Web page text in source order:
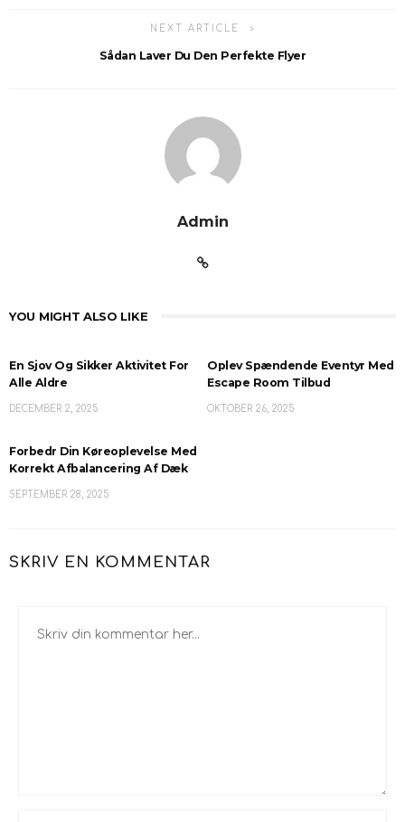
NEXT ARTICLE
Sådan Laver Du Den Perfekte Flyer
Admin
YOU MIGHT ALSO LIKE
En Sjov Og Sikker Aktivitet For
Alle Aldre
DECEMBER 2, 2025
Oplev Spændende Eventyr Med
Escape Room Tilbud
OKTOBER 26, 2025
Forbedr Din Køreoplevelse Med
Korrekt Afbalancering Af Dæk
SEPTEMBER 28, 2025
SKRIV EN KOMMENTAR